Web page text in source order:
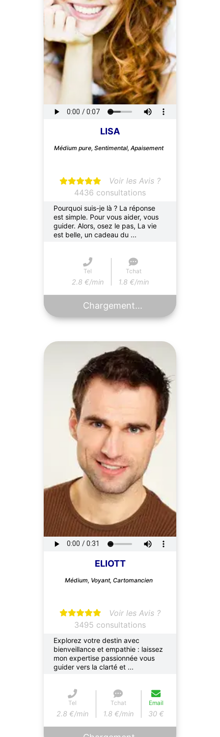
LISA
Médium pure, Sentimental, Apaisement
Voir les Avis ?
4436 consultations
Pourquoi suis-je là ? La réponse
est simple. Pour vous aider, vous
guider. Alors, osez le pas, La vie
est belle, un cadeau du ...
Tel
2.8 €/min
Tchat
1.8 €/min
Chargement...
ELIOTT
Médium, Voyant, Cartomancien
Voir les Avis ?
3495 consultations
Explorez votre destin avec
bienveillance et empathie : laissez
mon expertise passionnée vous
guider vers la clarté et ...
Tel
2.8 €/min
Tchat
1.8 €/min
Email
30 €